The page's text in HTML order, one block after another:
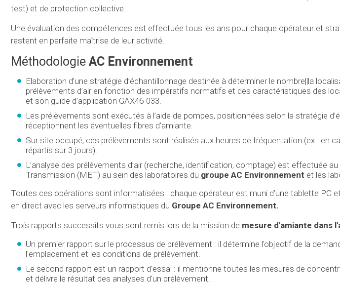
test) et de protection collective.
Une évaluation des compétences est effectuée tous les ans pour chaque opérateur et
restent en parfaite maîtrise de leur activité.
Méthodologie AC Environnement
Elaboration d’une stratégie d’échantillonnage destinée à déterminer le nombre||la
prélèvements d’air en fonction des impératifs normatifs et des caractéristiques des
et son guide d’application GAX46-033.
Les prélèvements sont exécutés à l’aide de pompes, positionnées selon la stratégie
réceptionnent les éventuelles fibres d’amiante.
Sur site occupé, ces prélèvements sont réalisés aux heures de fréquentation (ex : en
répartis sur 3 jours).
L’analyse des prélèvements d’air (recherche, identification, comptage) est effectuée
Transmission (MET) au sein des laboratoires du groupe AC Environnement et les
Toutes ces opérations sont informatisées : chaque opérateur est muni d’une tablette PC
en direct avec les serveurs informatiques du Groupe AC Environnement.
Trois rapports successifs vous sont remis lors de la mission de mesure d'amiante dans
Un premier rapport sur le processus de prélèvement : il détermine l'objectif de la
l'emplacement et les conditions de prélèvement.
Le second rapport est un rapport d'essai : il mentionne toutes les mesures de
et délivre le résultat des analyses d'un prélèvement.